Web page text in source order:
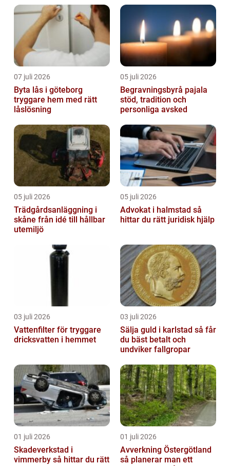
07 juli 2026
Byta lås i göteborg
tryggare hem med rätt
låslösning
05 juli 2026
Begravningsbyrå pajala
stöd, tradition och
personliga avsked
05 juli 2026
Trädgårdsanläggning i
skåne från idé till hållbar
utemiljö
05 juli 2026
Advokat i halmstad så
hittar du rätt juridisk hjälp
03 juli 2026
Vattenfilter för tryggare
dricksvatten i hemmet
03 juli 2026
Sälja guld i karlstad så får
du bäst betalt och
undviker fallgropar
01 juli 2026
Skadeverkstad i
vimmerby så hittar du rätt
01 juli 2026
Avverkning Östergötland
så planerar man ett